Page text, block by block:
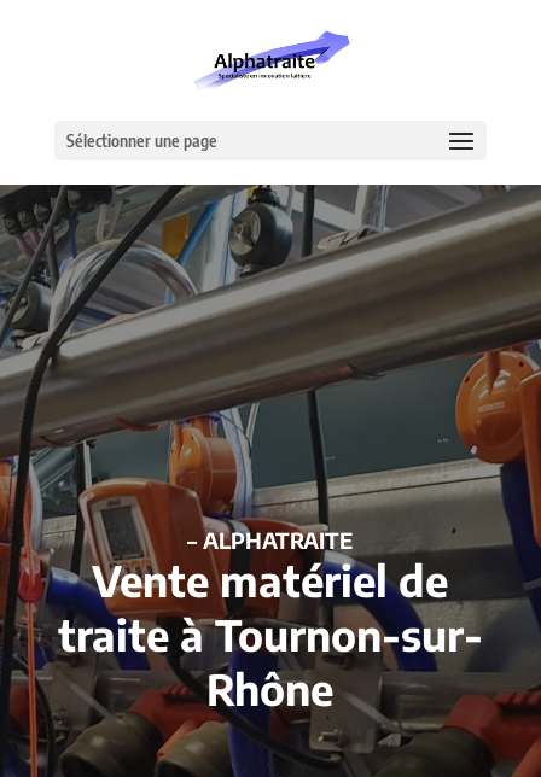
Sélectionner une page
– ALPHATRAITE
Vente matériel de
traite à Tournon-sur-
Rhône